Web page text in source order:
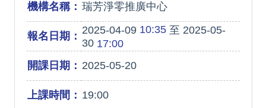
機構名稱： 瑞芳淨零推廣中心
報名日期： 2025-04-0910:35至 2025-05-
3017:00
開課日期： 2025-05-20
上課時間： 19:00